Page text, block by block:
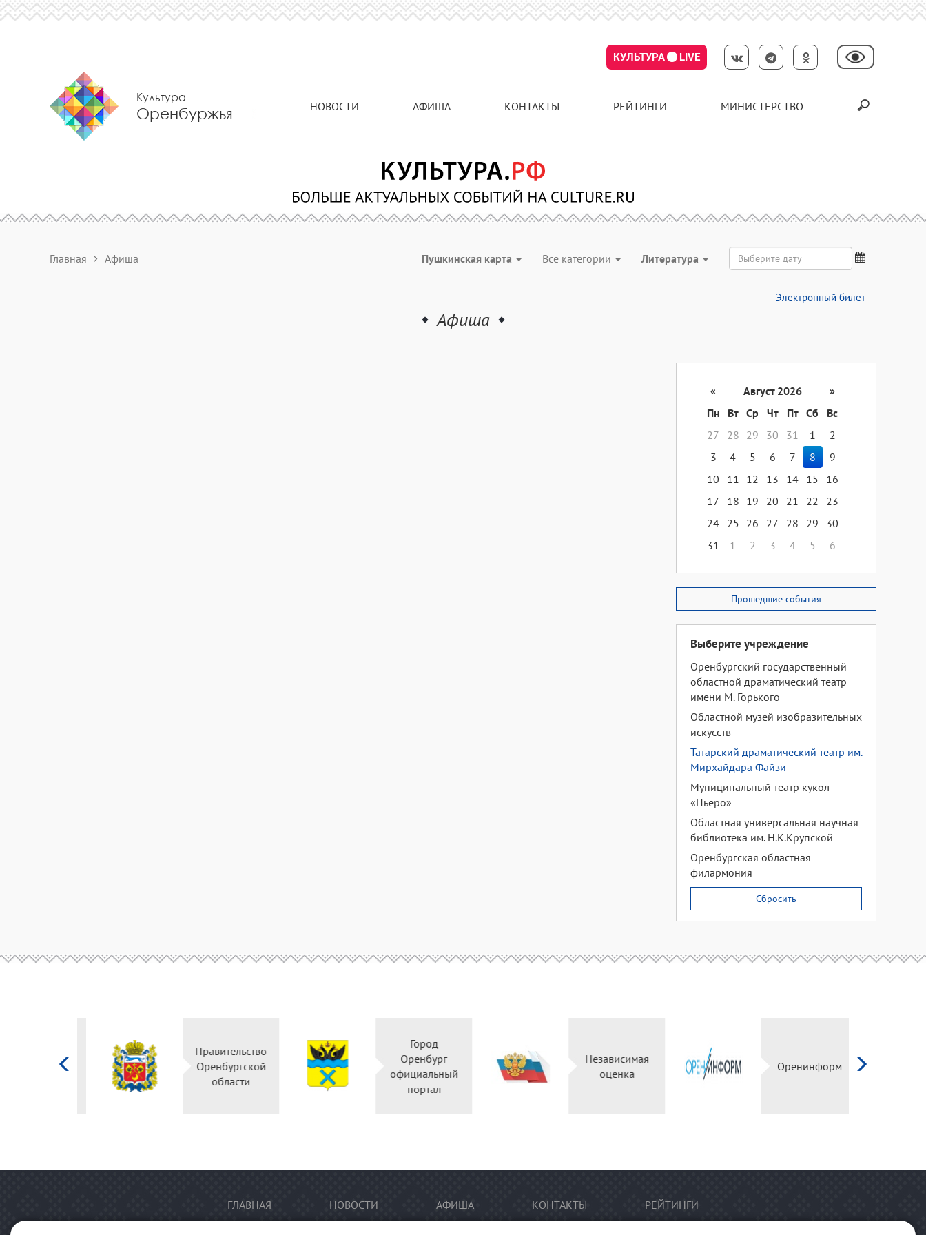
КУЛЬТУРА LIVE
Культура
Оренбуржья НОВОСТИ АФИША КОНТАКТЫ РЕЙТИНГИ МИНИСТЕРСТВО
Главная Афиша Пушкинская карта Все категории Литература
Электронный билет
Афиша
« Август 2026
»
Пн
Вт Ср Чт Пт Сб
Вс
27
28 29 30 31 1
2
3
4 5 6 7 8
9
10
11 12 13 14 15
16
17
18 19 20 21 22
23
24 25 26 27 28 29
30
31
1 2 3 4 5 6
Прошедшие события
Выберите учреждение
Оренбургский государственный
областной драматический театр
имени М. Горького
Областной музей изобразительных
искусств
Татарский драматический театр им.
Мирхайдара Файзи
Муниципальный театр кукол
«Пьеро»
Областная универсальная научная
библиотека им. Н.К.Крупской
Оренбургская областная
филармония
Сбросить
Правительство
Оренбургской
области
Город
Оренбург
официальный
портал
Независимая
оценка
Оренинформ
ГЛАВНАЯ НОВОСТИ АФИША КОНТАКТЫ РЕЙТИНГИ